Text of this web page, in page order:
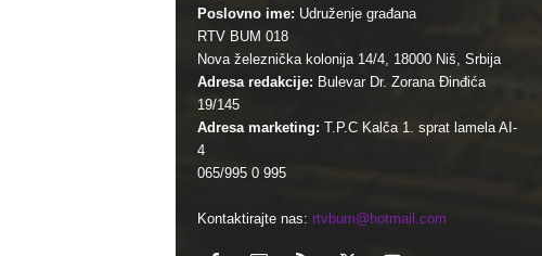
Poslovno ime: Udruženje građana
RTV BUM 018
Nova železnička kolonija 14/4, 18000 Niš, Srbija
Adresa redakcije: Bulevar Dr. Zorana Đinđića
19/145
Adresa marketing: T.P.C Kalča 1. sprat lamela AI-
4
065/995 0 995
Kontaktirajte nas: rtvbum@hotmail.com